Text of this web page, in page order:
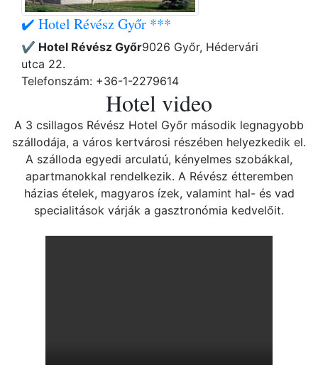
✔️ Hotel Révész Győr ***
✔️ Hotel Révész Győr9026 Győr, Hédervári
utca 22.
Telefonszám: +36-1-2279614
Hotel video
A 3 csillagos Révész Hotel Győr második legnagyobb
szállodája, a város kertvárosi részében helyezkedik el.
A szálloda egyedi arculatú, kényelmes szobákkal,
apartmanokkal rendelkezik. A Révész étteremben
házias ételek, magyaros ízek, valamint hal- és vad
specialitások várják a gasztronómia kedvelőit.